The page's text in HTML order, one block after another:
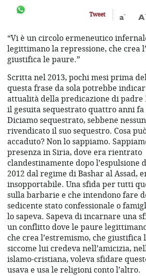
Tweet a- A
“Vi è un circolo ermeneutico
legittimano la repressione, che crea
giustifica le paure.”
Scritta nel 2013, pochi mesi prima
questa frase da sola potrebbe
attualità della predicazione di padre
il gesuita sequestrato quattro anni fa
Diciamo sequestrato, sebbene
rivendicato il suo sequestro. Cosa
accaduto? Non lo sappiamo.
presenza in Siria, dove era rientrato
clandestinamente dopo l’espulsione
2012 dal regime di Bashar al Assad,
insopportabile. Una sfida per tutti
sulla barbarie e che intendono fare
sedicente stato confessionale o
lo sapeva. Sapeva di incarnare una
un conflitto dove le paure
che crea l’estremismo, che giustifica
siccome lui credeva nell’amicizia,
islamo-cristiana, voleva sfidare
usava e usa le religioni conto l’altro.